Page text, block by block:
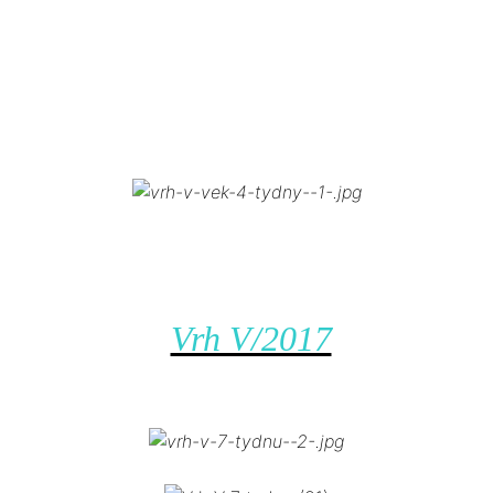
Vrh V/2017